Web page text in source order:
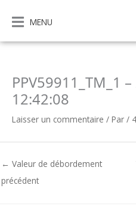
contenu
MENU
PPV59911_TM_1
12:42:08
Laisser un commentaire / Par /
← Valeur de débordement
précédent